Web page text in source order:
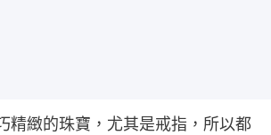
精緻的珠寶，尤其是戒指，所以都